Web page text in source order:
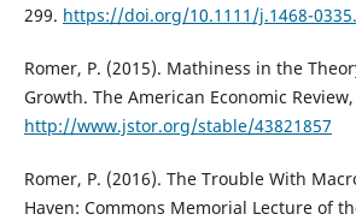
299. https://doi.org/10.1111/j.1468-
Romer, P. (2015). Mathiness in the
Growth. The American Economic
http://www.jstor.org/stable/43821857
Romer, P. (2016). The Trouble With
Haven: Commons Memorial Lecture of